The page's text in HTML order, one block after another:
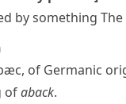
by something
, of Germanic
ofaback.